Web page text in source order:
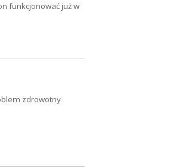
funkcjonować już w
zdrowotny